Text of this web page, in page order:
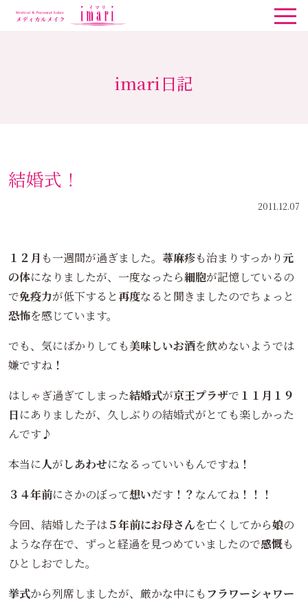
imari日記
結婚式！
2011.12.07
１２月 も一週間が過ぎました。 蕁麻疹も治まりすっかり 元
の体になりましたが、一度なったら細胞が記憶しているの
で免疫力が低下すると再度なると聞きましたのでちょっと
恐怖を感じています。
でも、気にばかりしても美味しいお酒を飲めないようでは
嫌ですね ！
はしゃぎ過ぎてしまった結婚式が京王プラザで １１月１９
日にありましたが、久しぶりの結婚式がとても楽しかった
んです♪
本当に人がしあわせになるっていいもんですね ！
３４年前にさかのぼって想いだす ！？ なんてね ！！！
今回、結婚した子は５年前にお母さんを亡くしてから娘の
ような存在で、ずっと経過を見つめていましたので感慨も
ひとしおでした。
挙式から列席しましたが、厳かな中にも フラワーシャワー